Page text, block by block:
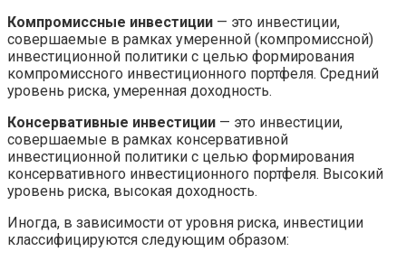
Компромиссные инвестиции — это инвестиции,
совершаемые в рамках умеренной (компромиссной)
инвестиционной политики с целью формирования
компромиссного инвестиционного портфеля. Средний
уровень риска, умеренная доходность.
Консервативные инвестиции — это инвестиции,
совершаемые в рамках консервативной
инвестиционной политики с целью формирования
консервативного инвестиционного портфеля. Высокий
уровень риска, высокая доходность.
Иногда, в зависимости от уровня риска, инвестиции
классифицируются следующим образом: